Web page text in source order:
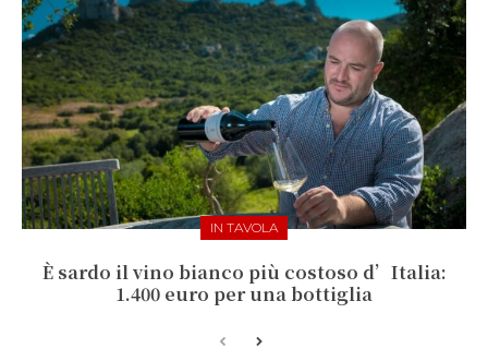
IN TAVOLA
È sardo il vino bianco più costoso d’Italia:
1.400 euro per una bottiglia